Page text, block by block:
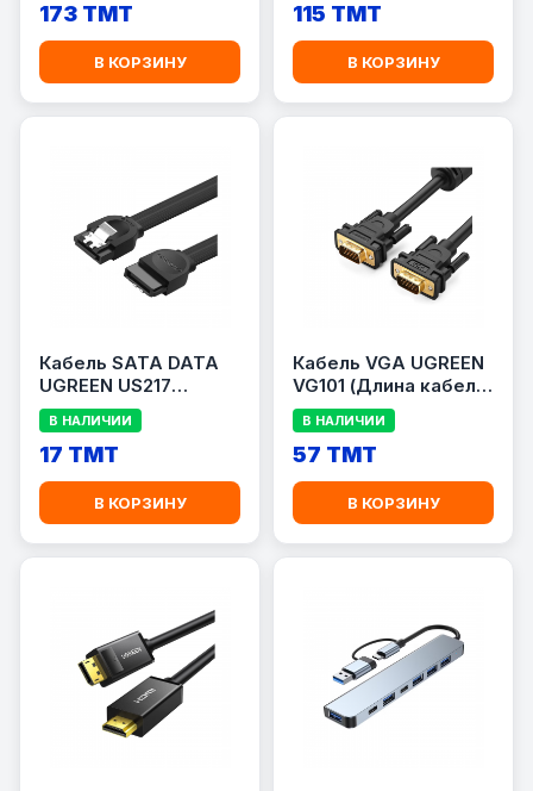
173 TMT
В КОРЗИНУ
115 TMT
В КОРЗИНУ
Кабель SATA DATA
UGREEN US217
(Длина 25
сантиметров)
В НАЛИЧИИ
17 TMT
В КОРЗИНУ
Кабель VGA UGREEN
VG101 (Длина кабеля
1.5 метра)
В НАЛИЧИИ
57 TMT
В КОРЗИНУ